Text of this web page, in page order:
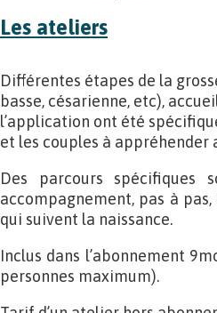
Les ateliers
Différentes étapes de la
basse, césarienne, etc),
l’application ont été
et les couples à
Des parcours spécifiques
accompagnement, pas à
qui suivent la naissance.
Inclus dans l’abonnement
personnes maximum).